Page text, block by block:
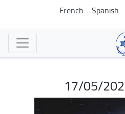
تجاوز
Spanish
French